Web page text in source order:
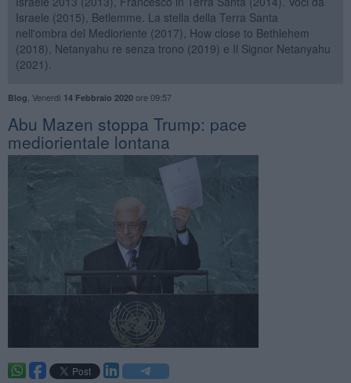
Israele (2015), Betlemme. La stella della Terra Santa
nell'ombra del Medioriente (2017), How close to Bethlehem
(2018), Netanyahu re senza trono (2019) e Il Signor Netanyahu
(2021).
Blog Venerdì 14 Febbraio 2020ore 09:57
Abu Mazen stoppa Trump: pace
mediorientale lontana